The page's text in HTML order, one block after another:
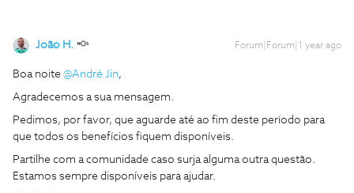
João H. Forum|Forum|1 year ago
Boa noite @André Jin,
Agradecemos a sua mensagem.
Pedimos, por favor, que aguarde até ao fim deste período para
que todos os benefícios fiquem disponíveis.
Partilhe com a comunidade caso surja alguma outra questão.
Estamos sempre disponíveis para ajudar.